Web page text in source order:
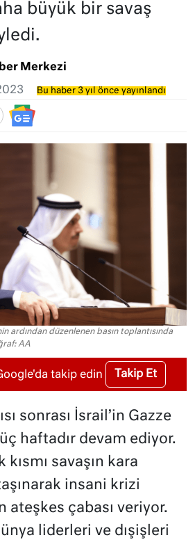
büyük bir savaş
Merkezi
Bu haber 3 yıl önce yayınlandı
ardından düzenlenen basın toplantısında
AA
takip edin Takip Et
sonrası İsrail’in Gazze
haftadır devam ediyor.
kısmı savaşın kara
insani krizi
ateşkes çabası veriyor.
liderleri ve dışişleri